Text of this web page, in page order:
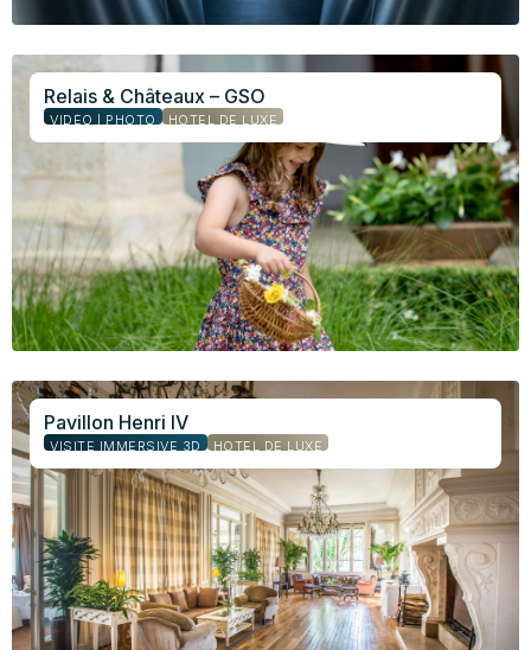
Relais & Châteaux – GSO
VIDÉO | PHOTO HÔTEL DE LUXE
Pavillon Henri IV
VISITE IMMERSIVE 3D HÔTEL DE LUXE